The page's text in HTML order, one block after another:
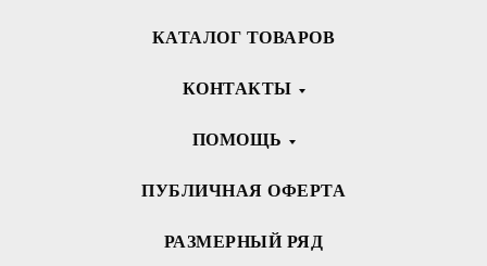
КАТАЛОГ ТОВАРОВ
КОНТАКТЫ
ПОМОЩЬ
ПУБЛИЧНАЯ ОФЕРТА
РАЗМЕРНЫЙ РЯД